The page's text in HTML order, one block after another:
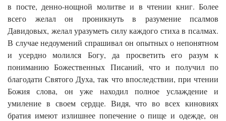
в посте, денно-нощной молитве и в чтении книг. Более
всего желал он проникнуть в разумение псалмов
Давидовых, желал уразуметь силу каждого стиха в псалмах.
В случае недоумений спрашивал он опытных о непонятном
и усердно молился Богу, да просветить его разум к
пониманию Божественных Писаний, что и получил по
благодати Святого Духа, так что впоследствии, при чтении
Божия слова, он уже находил полное услаждение и
умиление в своем сердце. Видя, что во всех киновиях
братия имеют излишнее попечение о пище и одежде, он